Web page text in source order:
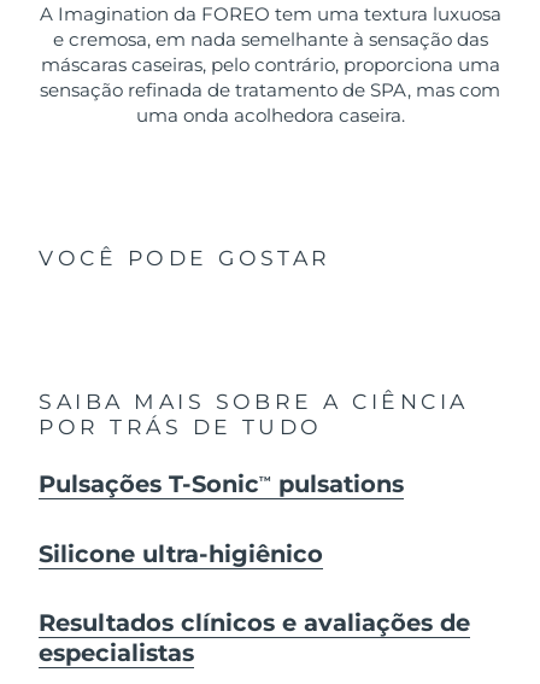
A Imagination da FOREO tem uma textura luxuosa
e cremosa, em nada semelhante à sensação das
máscaras caseiras, pelo contrário, proporciona uma
sensação refinada de tratamento de SPA, mas com
uma onda acolhedora caseira.
VOCÊ PODE GOSTAR
SAIBA MAIS SOBRE A CIÊNCIA
POR TRÁS DE TUDO
Pulsações T-SonicTM pulsations
Silicone ultra-higiênico
Resultados clínicos e avaliações de
especialistas